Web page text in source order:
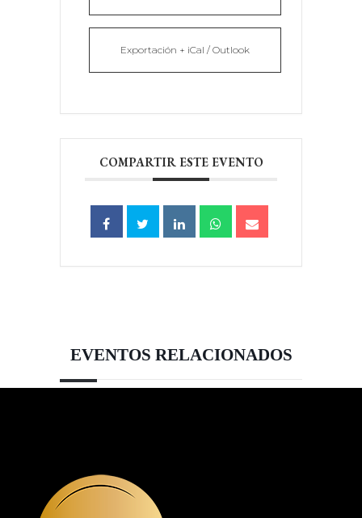
Exportación + iCal / Outlook
COMPARTIR ESTE EVENTO
EVENTOS RELACIONADOS